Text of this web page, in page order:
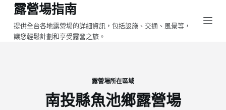
跳
至
主
露營場指南
提供全台各地露營場的詳細資訊，包括設施、交通、風景等，
讓您輕鬆計劃和享受露營之旅。
露營場所在區域
南投縣魚池鄉露營場